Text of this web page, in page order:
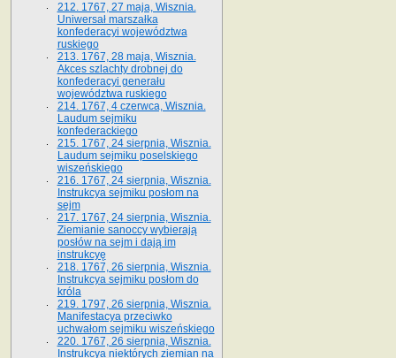
212. 1767, 27 maja, Wisznia.
Uniwersał marszałka
konfederacyi województwa
ruskiego
213. 1767, 28 maja, Wisznia.
Akces szlachty drobnej do
konfederacyi generału
województwa ruskiego
214. 1767, 4 czerwca, Wisznia.
Laudum sejmiku
konfederackiego
215. 1767, 24 sierpnia, Wisznia.
Laudum sejmiku poselskiego
wiszeńskiego
216. 1767, 24 sierpnia, Wisznia.
Instrukcya sejmiku posłom na
sejm
217. 1767, 24 sierpnia, Wisznia.
Ziemianie sanoccy wybierają
posłów na sejm i dają im
instrukcyę
218. 1767, 26 sierpnia, Wisznia.
Instrukcya sejmiku posłom do
króla
219. 1797, 26 sierpnia, Wisznia.
Manifestacya przeciwko
uchwałom sejmiku wiszeńskiego
220. 1767, 26 sierpnia, Wisznia.
Instrukcya niektórych ziemian na